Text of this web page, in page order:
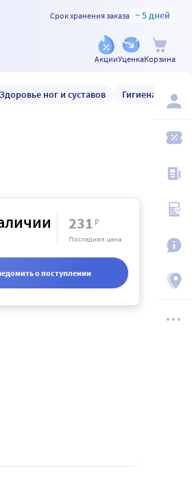
Срок хранения заказа ~ 5 дней
АкцииУценкаКорзина
Здоровье ног и суставов Гигиена и уход
231₽
Последняя цена
о поступлении